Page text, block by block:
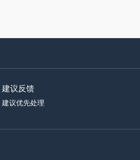
建议反馈
建议优先处理